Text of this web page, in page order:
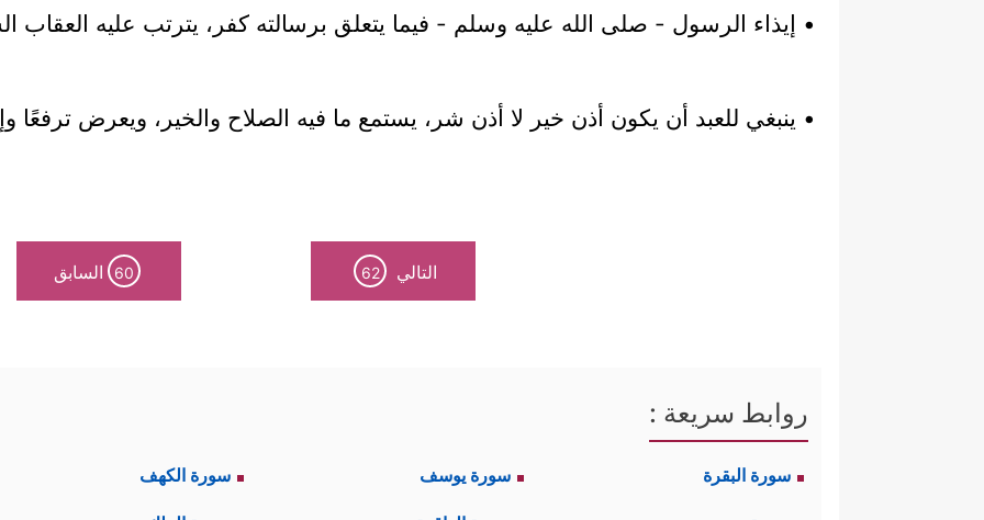
• إيذاء الرسول - صلى الله عليه وسلم - فيما يتعلق برسالته كفر، يترتب عليه العقاب
• ينبغي للعبد أن يكون أذن خير لا أذن شر، يستمع ما فيه الصلاح والخير، ويعرض ترفعًا
التالي 62
60 السابق
روابط سريعة :
سورة البقرة سورة يوسف سورة الكهف